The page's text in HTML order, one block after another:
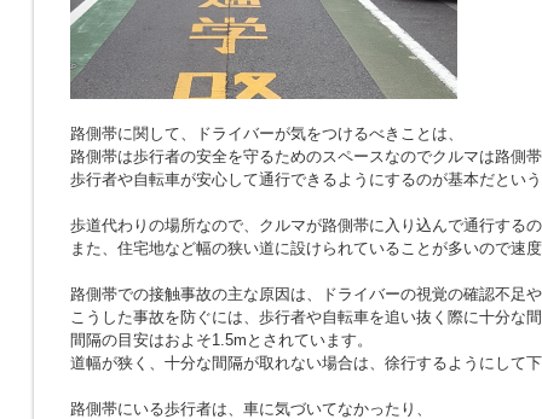
路側帯に関して、ドライバーが気をつけるべきことは、
路側帯は歩行者の安全を守るためのスペースなのでクルマは路側
歩行者や自転車が安心して通行できるようにするのが基本だとい
歩道代わりの場所なので、クルマが路側帯に入り込んで通行する
また、住宅地など幅の狭い道に設けられていることが多いので速
路側帯での接触事故の主な原因は、ドライバーの視覚の確認不足
こうした事故を防ぐには、歩行者や自転車を追い抜く際に十分な
間隔の目安はおよそ1.5mとされています。
道幅が狭く、十分な間隔が取れない場合は、徐行するようにして
路側帯にいる歩行者は、車に気づいてなかったり、